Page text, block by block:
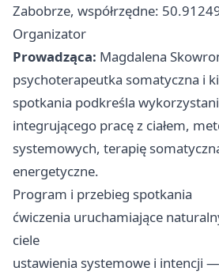
Zabobrze, współrzędne:
Organizator
Prowadząca: Magdalena
psychoterapeutka somatyczna i
spotkania podkreśla
integrującego pracę z ciałem,
systemowych, terapię
energetyczne.
Program i przebieg spotkania
ćwiczenia uruchamiające
ciele
ustawienia systemowe i intencji